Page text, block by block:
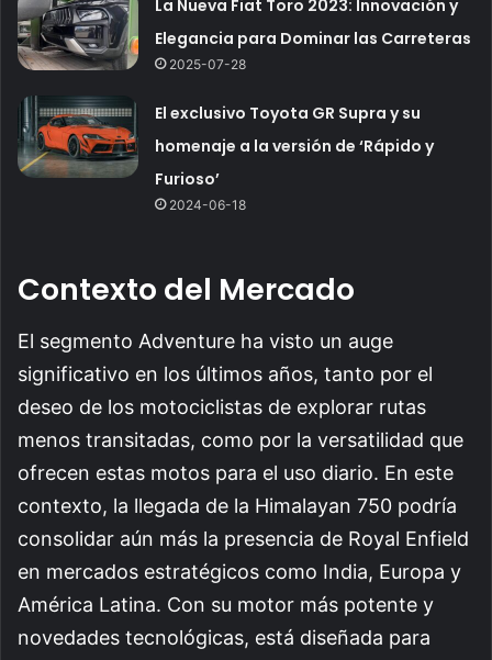
La Nueva Fiat Toro 2023: Innovación y
Elegancia para Dominar las Carreteras
2025-07-28
El exclusivo Toyota GR Supra y su
homenaje a la versión de ‘Rápido y
Furioso’
2024-06-18
Contexto del Mercado
El segmento Adventure ha visto un auge
significativo en los últimos años, tanto por el
deseo de los motociclistas de explorar rutas
menos transitadas, como por la versatilidad que
ofrecen estas motos para el uso diario. En este
contexto, la llegada de la Himalayan 750 podría
consolidar aún más la presencia de Royal Enfield
en mercados estratégicos como India, Europa y
América Latina. Con su motor más potente y
novedades tecnológicas, está diseñada para